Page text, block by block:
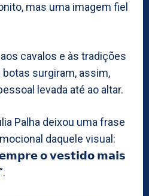
mas uma imagem fiel
cavalos e às tradições
surgiram, assim,
levada até ao altar.
Palha deixou uma frase
daquele visual:
𝗼 𝘃𝗲𝘀𝘁𝗶𝗱𝗼 𝗺𝗮𝗶𝘀